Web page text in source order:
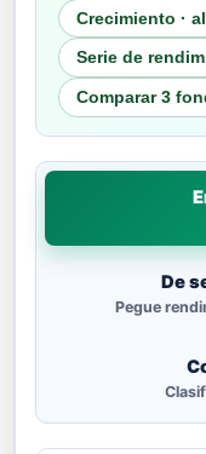
Crecimiento ·
Serie de
Comparar 3
De
Pegue